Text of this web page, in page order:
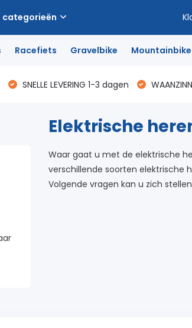
categorieën
Racefiets Gravelbike Mountainbike
SNELLE LEVERING 1-3 dagen
Elektrische
Waar gaat u met de elektrische
verschillende soorten elektrische
Volgende vragen kan u zich